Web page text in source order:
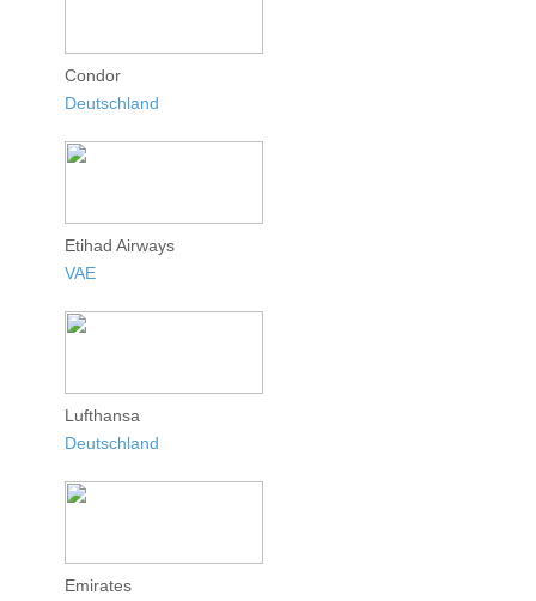
Condor
Deutschland
Etihad Airways
VAE
Lufthansa
Deutschland
Emirates